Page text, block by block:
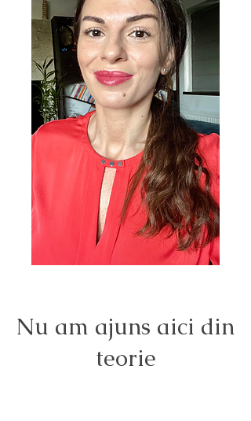
Nu am ajuns aici din
teorie